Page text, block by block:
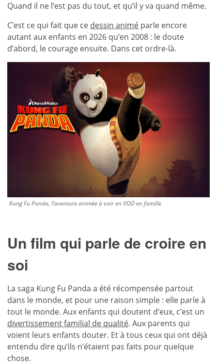
Quand il ne l’est pas du tout, et qu’il y va quand même.
C’est ce qui fait que ce dessin animé parle encore
autant aux enfants en 2026 qu’en 2008 : le doute
d’abord, le courage ensuite. Dans cet ordre-là.
Kung Fu Panda, l’aventure animée à voir en VOD en famille
Un film qui parle de croire en
soi
La saga Kung Fu Panda a été récompensée partout
dans le monde, et pour une raison simple : elle parle à
tout le monde. Aux enfants qui doutent d’eux, c’est un
divertissement familial de qualité. Aux parents qui
voient leurs enfants douter. Et à tous ceux qui ont déjà
entendu dire qu’ils n’étaient pas faits pour quelque
chose.